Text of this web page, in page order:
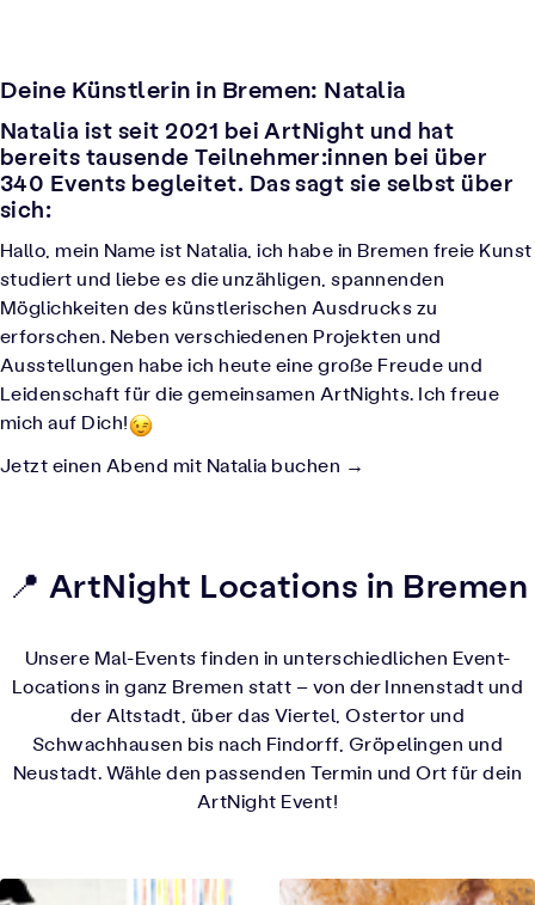
Deine Künstlerin in Bremen: Natalia
Natalia ist seit 2021 bei ArtNight und hat
bereits tausende Teilnehmer:innen bei über
340 Events begleitet. Das sagt sie selbst über
sich:
Hallo, mein Name ist Natalia, ich habe in Bremen freie Kunst
studiert und liebe es die unzähligen, spannenden
Möglichkeiten des künstlerischen Ausdrucks zu
erforschen. Neben verschiedenen Projekten und
Ausstellungen habe ich heute eine große Freude und
Leidenschaft für die gemeinsamen ArtNights. Ich freue
mich auf Dich!
Jetzt einen Abend mit Natalia buchen →
📍 ArtNight Locations in Bremen
Unsere Mal-Events finden in unterschiedlichen Event-
Locations in ganz Bremen statt – von der Innenstadt und
der Altstadt, über das Viertel, Ostertor und
Schwachhausen bis nach Findorff, Gröpelingen und
Neustadt. Wähle den passenden Termin und Ort für dein
ArtNight Event!